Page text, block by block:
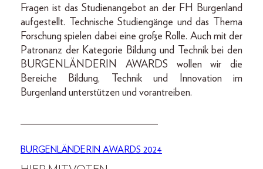
Fragen ist das Studienangebot an der FH Burgenland
aufgestellt. Technische Studiengänge und das Thema
Forschung spielen dabei eine große Rolle. Auch mit der
Patronanz der Kategorie Bildung und Technik bei den
BURGENLÄNDERIN AWARDS wollen wir die
Bereiche Bildung, Technik und Innovation im
Burgenland unterstützen und vorantreiben.
__________________________
BURGENLÄNDERIN AWARDS 2024